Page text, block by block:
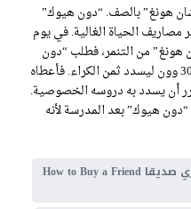
هونغ” بالصف. “دون هيوك”
مصاريف الحياة الغالية. في يوم
هونغ” من التنمر، فطلب “دون
هيوك” “تشان هونغ” بأن يسلفه 300.000 وون ليسدد ثمن الكراء. فأعطاه
أن يسدد به دروسه الخصوصية.
هيوك” بعد المدرسة لأنه
تحميل مسلسل كيف تشتري صديقا How to Buy a Friend